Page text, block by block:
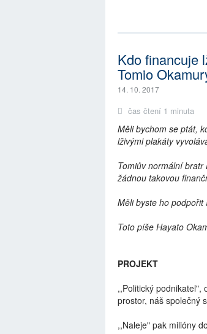
Kdo financuje
Tomio
14. 10. 2017
čas čtení 1 minuta
Měli bychom se ptát,
lživými plakáty
Tomiův normální
žádnou takovou
Měli byste ho
Toto píše Hayato
PROJEKT
,,Politický podnikatel",
prostor, náš společný
,,Naleje" pak milióny